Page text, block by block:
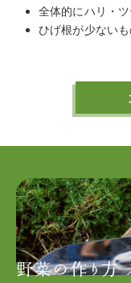
全体的にハリ・
ひげ根が少ない